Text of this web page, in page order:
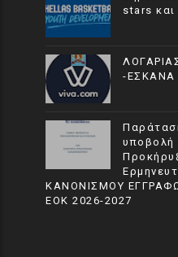
stars
-ΕΣΚΑΝΑ
υποβολή
ΚΑΝΟΝΙΣΜΟΥ
ΕΟΚ 2026-2027